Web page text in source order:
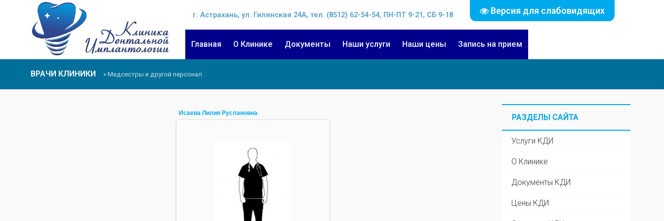
Версия для слабовидящих
г. Астрахань, ул. Гилянская 24А, тел. (8512) 62-54-54, ПН-ПТ 9-21, СБ 9-18
Главная О Клинике Документы Наши услуги Наши цены Запись на прием
ВРАЧИ КЛИНИКИ » Медсестры и другой персонал
Исаева Лилия Руслановна
02.01.2019
рентгенолаборант
kdi30ru
РАЗДЕЛЫ САЙТА
Услуги КДИ
О Клинике
Документы КДИ
Цены КДИ